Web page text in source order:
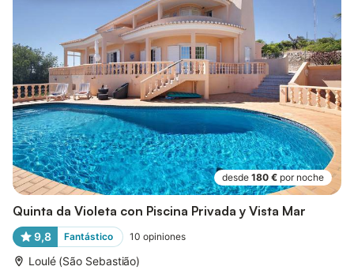
desde 180 € por noche
Quinta da Violeta con Piscina Privada y Vista Mar
9,8 Fantástico 10 opiniones
Loulé (São Sebastião)